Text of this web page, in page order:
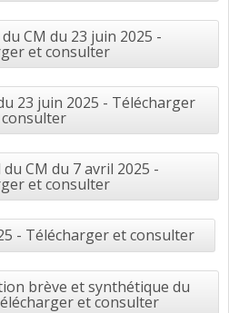
CM du 23 juin 2025 -
et consulter
23 juin 2025 - Télécharger
CM du 7 avril 2025 -
et consulter
- Télécharger et consulter
brève et synthétique du
et consulter